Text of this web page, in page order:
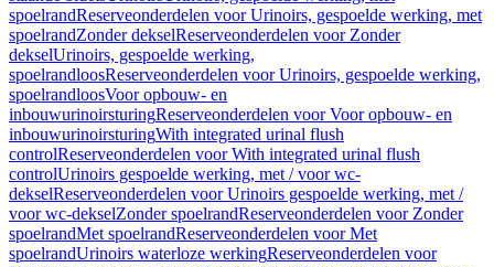
spoelrandReserveonderdelen voor Urinoirs, gespoelde werking, met
spoelrandZonder dekselReserveonderdelen voor Zonder
dekselUrinoirs, gespoelde werking,
spoelrandloosReserveonderdelen voor Urinoirs, gespoelde werking,
spoelrandloosVoor opbouw- en
inbouwurinoirsturingReserveonderdelen voor Voor opbouw- en
inbouwurinoirsturingWith integrated urinal flush
controlReserveonderdelen voor With integrated urinal flush
controlUrinoirs gespoelde werking, met / voor wc-
dekselReserveonderdelen voor Urinoirs gespoelde werking, met /
voor wc-dekselZonder spoelrandReserveonderdelen voor Zonder
spoelrandMet spoelrandReserveonderdelen voor Met
spoelrandUrinoirs waterloze werkingReserveonderdelen voor